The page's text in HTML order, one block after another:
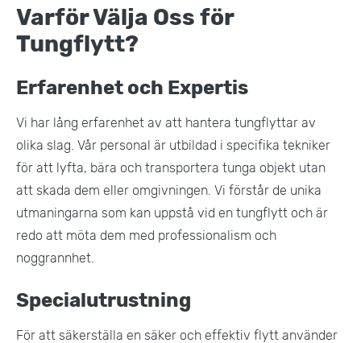
Varför Välja Oss för
Tungflytt?
Erfarenhet och Expertis
Vi har lång erfarenhet av att hantera tungflyttar av
olika slag. Vår personal är utbildad i specifika tekniker
för att lyfta, bära och transportera tunga objekt utan
att skada dem eller omgivningen. Vi förstår de unika
utmaningarna som kan uppstå vid en tungflytt och är
redo att möta dem med professionalism och
noggrannhet​.
Specialutrustning
För att säkerställa en säker och effektiv flytt använder